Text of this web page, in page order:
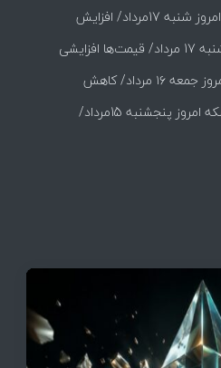
و جزئیات قیمت طلای 18عیار امروز شنبه 17مرداد/ افزایش
قیمت طلا و سکه امروز جمعه ۱۶ مرداد/ کاهش
قیمت طلا، دلار و سکه امروز پنجشنبه 15مرداد/